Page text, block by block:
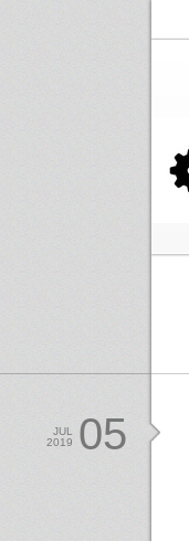
05
JUL
2019